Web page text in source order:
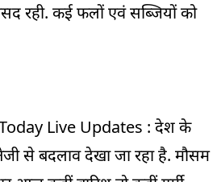
रही. कई फलों एवं सब्जियों को
Live Updates : देश के
से बदलाव देखा जा रहा है. मौसम